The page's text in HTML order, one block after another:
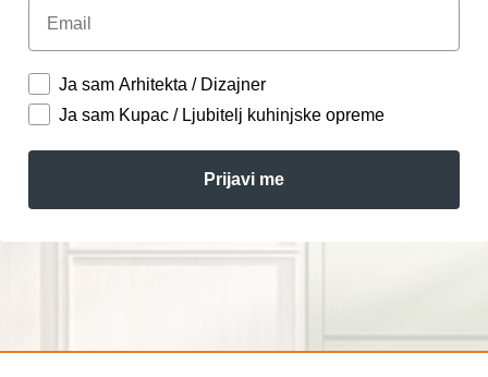
Email
Ja sam Arhitekta / Dizajner
Ja sam Kupac / Ljubitelj kuhinjske opreme
Prijavi me